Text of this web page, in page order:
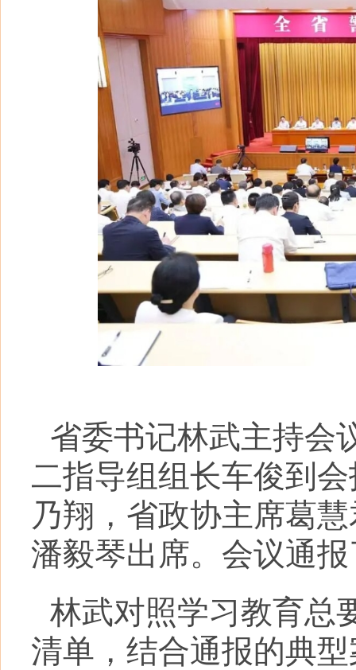
省委书记林武主持会
二指导组组长车俊到
乃翔，省政协主席葛
潘毅琴出席。会议通
林武对照学习教育总
清单，结合通报的典